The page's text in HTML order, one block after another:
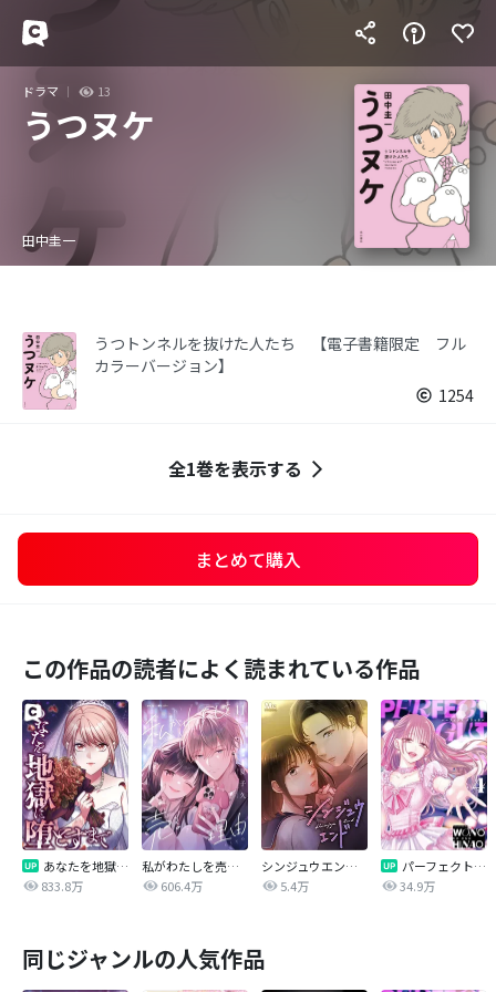
ドラマ 13
うつヌケ
田中圭一
うつトンネルを抜けた人たち 【電子書籍限定 フル
カラーバージョン】
1254
全1巻を表示する
まとめて購入
この作品の読者によく読まれている作品
あなたを地獄に堕とすまで
833.8万
私がわたしを売る理由
606.4万
シンジュウエンド【タテヨミ】
5.4万
パーフェクトグリッター
34.9万
同じジャンルの人気作品